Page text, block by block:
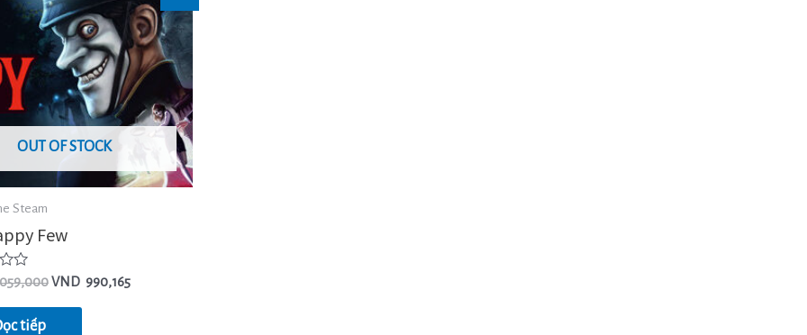
OUT OF STOCK
Steam
Few
VND 990,165
tiếp